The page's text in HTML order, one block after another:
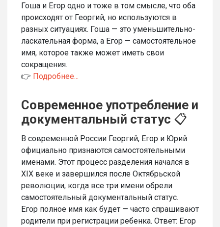
Гоша и Егор одно и тоже в том смысле, что оба
происходят от Георгий, но используются в
разных ситуациях. Гоша — это уменьшительно-
ласкательная форма, а Егор — самостоятельное
имя, которое также может иметь свои
сокращения.
👉 Подробнее...
Современное употребление и
документальный статус 📋
В современной России Георгий, Егор и Юрий
официально признаются самостоятельными
именами. Этот процесс разделения начался в
XIX веке и завершился после Октябрьской
революции, когда все три имени обрели
самостоятельный документальный статус.
Егор полное имя как будет — часто спрашивают
родители при регистрации ребенка. Ответ: Егор